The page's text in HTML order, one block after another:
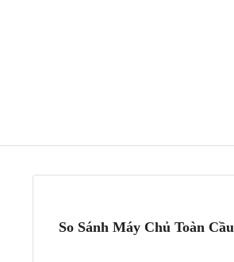
So Sánh Máy Chủ Toàn